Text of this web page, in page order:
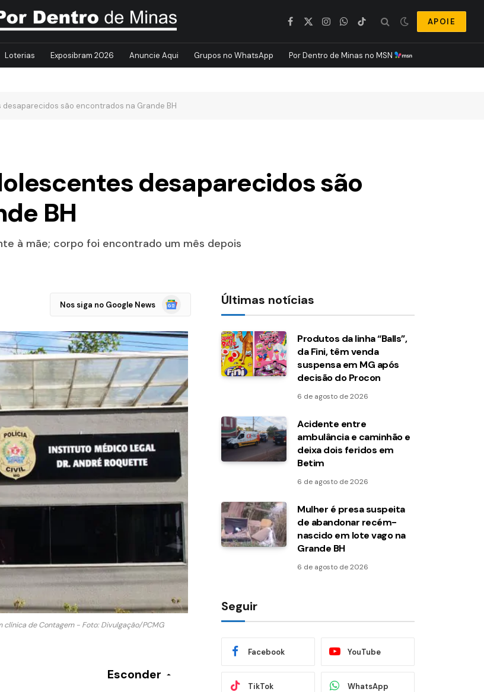
Facebook
X
Instagram
WhatsApp
TikTok APOIE
Loterias Exposibram 2026 Anuncie Aqui Grupos no WhatsApp Por Dentro de Minas no MSN
são encontrados na Grande BH
desaparecidos são
BH
à mãe; corpo foi encontrado um mês depois
Nos siga no Google News
Google
Notícias
de Contagem - Foto: Divulgação/PCMG
Esconder
Últimas notícias
Produtos da linha “Balls”,
da Fini, têm venda
suspensa em MG após
decisão do Procon
6 de agosto de 2026
Acidente entre
ambulância e caminhão e
deixa dois feridos em
Betim
6 de agosto de 2026
Mulher é presa suspeita
de abandonar recém-
nascido em lote vago na
Grande BH
6 de agosto de 2026
Seguir
Facebook YouTube
TikTok WhatsApp